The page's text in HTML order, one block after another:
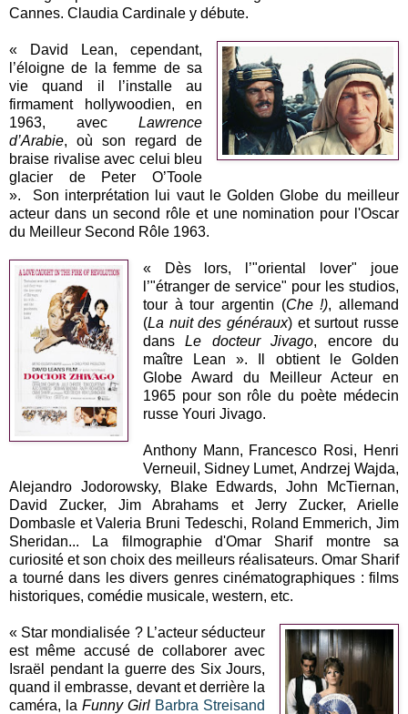
Cannes. Claudia Cardinale y débute.
« David Lean, cependant,
l’éloigne de la femme de sa
vie quand il l’installe au
firmament hollywoodien, en
1963, avecLawrence
d’Arabie, où son regard de
braise rivalise avec celui bleu
glacier de Peter O’Toole
». Son interprétation lui vaut le Golden Globe du meilleur
acteur dans un second rôle et une nomination pour l'Oscar
du Meilleur Second Rôle 1963.
« Dès lors, l’"oriental lover" joue
l’"étranger de service" pour les studios,
tour à tour argentin (Che !), allemand
(La nuit des généraux) et surtout russe
dansLe docteur Jivago, encore du
maître Lean ». Il obtient le Golden
Globe Award du Meilleur Acteur en
1965 pour son rôle du poète médecin
russe Youri Jivago.
Anthony Mann, Francesco Rosi, Henri
Verneuil, Sidney Lumet, Andrzej Wajda,
Alejandro Jodorowsky, Blake Edwards, John McTiernan,
David Zucker, Jim Abrahams et Jerry Zucker, Arielle
Dombasle et Valeria Bruni Tedeschi, Roland Emmerich, Jim
Sheridan... La filmographie d'Omar Sharif montre sa
curiosité et son choix des meilleurs réalisateurs. Omar Sharif
a tourné dans les divers genres cinématographiques : films
historiques, comédie musicale, western, etc.
« Star mondialisée ? L’acteur séducteur
est même accusé de collaborer avec
Israël pendant la guerre des Six Jours,
quand il embrasse, devant et derrière la
caméra, laFunny Girl Barbra Streisand